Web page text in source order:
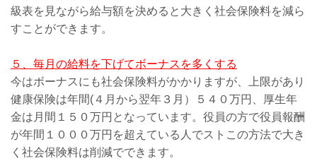
級表を見ながら給与額を決めると大きく社会保険料を減ら
すことができます。
５、毎月の給料を下げてボーナスを多くする
今はボーナスにも社会保険料がかかりますが、上限があり
健康保険は年間(４月から翌年３月）５４０万円、厚生年
金は月間１５０万円となっています。役員の方で役員報酬
が年間１０００万円を超えている人でストこの方法で大き
く社会保険料は削減でできます。